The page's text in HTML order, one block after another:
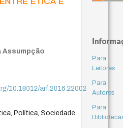
Assumpção
10.18012/arf.2016.22002
Política, Sociedade
Para
Leitores
Para
Autores
Para